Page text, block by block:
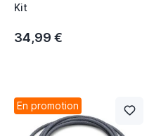
Kit
34,99 €
En promotion